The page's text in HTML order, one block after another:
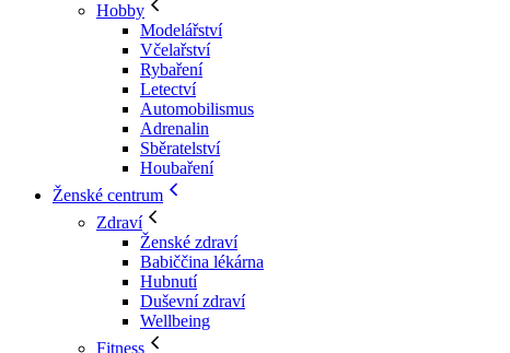
Hobby
Modelářství
Včelařství
Rybaření
Letectví
Automobilismus
Adrenalin
Sběratelství
Houbaření
Ženské centrum
Zdraví
Ženské zdraví
Babiččina lékárna
Hubnutí
Duševní zdraví
Wellbeing
Fitness